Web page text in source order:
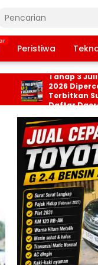
Peristiwa
Bansos PKH dan
Tahap 3 Juli-
2026 Dipercepat,
Terbitkan Surat
Daftar Daerah